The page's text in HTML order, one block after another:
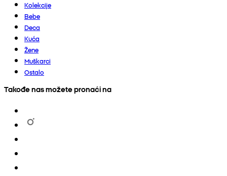
Kolekcije
Bebe
Deca
Kuća
Žene
Muškarci
Ostalo
Takođe nas možete pronaći na